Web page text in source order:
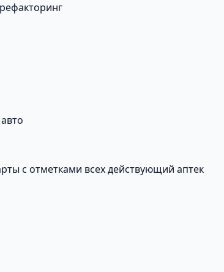
с отметками всех действующий аптек